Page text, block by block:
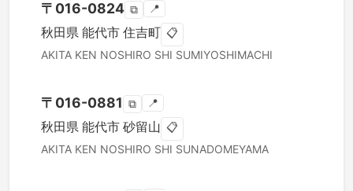
〒 016-0824 ⧉ 📍
秋田県 能代市 住吉町 📋
AKITA KEN NOSHIRO SHI SUMIYOSHIMACHI
〒 016-0881 ⧉ 📍
秋田県 能代市 砂留山 📋
AKITA KEN NOSHIRO SHI SUNADOMEYAMA